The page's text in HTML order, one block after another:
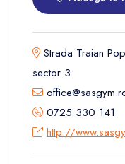
Strada Traian
sector 3
0725 330 141
http://